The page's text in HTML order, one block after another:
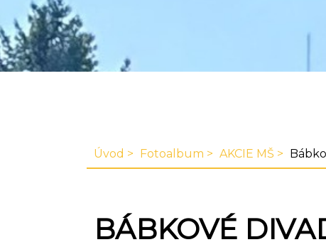
Úvod Fotoalbum AKCIE MŠ
BÁBKOVÉ